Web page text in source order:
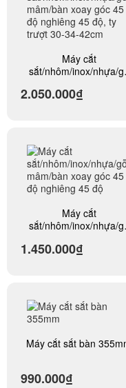
Máy cắt
sắt/nhôm/inox/nhựa/
nghiêng 45 độ, ty trượt
2.050.000₫
Máy cắt
sắt/nhôm/inox/nhựa/
nghiêng 45 độ
1.450.000₫
Máy cắt sắt bàn
990.000₫